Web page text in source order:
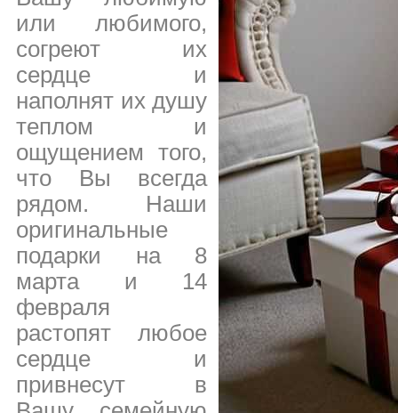
или любимого,
согреют их
сердце и
наполнят их душу
теплом и
ощущением того,
что Вы всегда
рядом. Наши
оригинальные
подарки на 8
марта и 14
февраля
растопят любое
сердце и
привнесут в